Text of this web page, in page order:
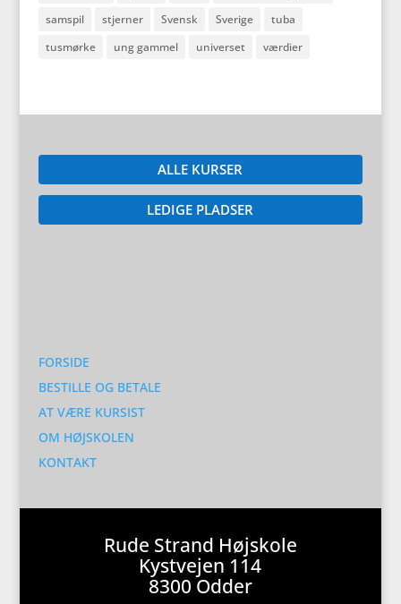
samspil
stjerner Svensk Sverige
tuba
tusmørke
ung gammel universet værdier
ALLE KURSER
LEDIGE PLADSER
FORSIDE
BESTILLE OG BETALE
AT VÆRE KURSIST
OM HØJSKOLEN
KONTAKT
Rude Strand Højskole
Kystvejen 114
8300 Odder